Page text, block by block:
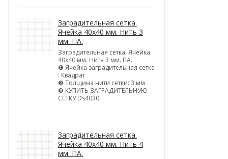
Заградительная сетка.
Ячейка 40х40 мм. Нить 3
мм. ПА.
Заградительная сетка. Ячейка
40х40 мм. Нить 3 мм. ПА.
❶ Ячейка заградительная сетка
: Квадрат
❷ Толщина нити сетки: 3 мм
❸ КУПИТЬ ЗАГРАДИТЕЛЬНУЮ
СЕТКУ Ds4030
Заградительная сетка.
Ячейка 40х40 мм. Нить 4
мм. ПА.